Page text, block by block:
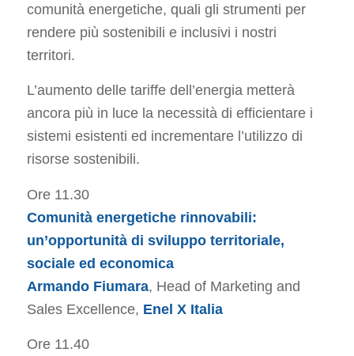
comunità energetiche, quali gli strumenti per
rendere più sostenibili e inclusivi i nostri
territori.
L’aumento delle tariffe dell’energia metterà
ancora più in luce la necessità di efficientare i
sistemi esistenti ed incrementare l’utilizzo di
risorse sostenibili.
Ore 11.30
Comunità energetiche rinnovabili:
un’opportunità di sviluppo territoriale,
sociale ed economica
Armando Fiumara, Head of Marketing and
Sales Excellence, Enel X Italia
Ore 11.40